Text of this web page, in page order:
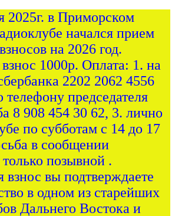
2025г. в Приморском
начался прием
на 2026 год.
1000р. Оплата: 1. на
2202 2062 4556
телефону председателя
8 908 454 30 62, 3. лично
по субботам с 14 до 17
в сообщении
только позывной .
взнос вы подтверждаете
в одном из старейших
Дальнего Востока и